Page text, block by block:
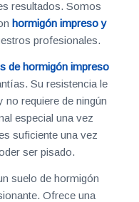
resultados. Somos
hormigón impreso y
profesionales.
de hormigón impreso
Su resistencia le
no requiere de ningún
especial una vez
suficiente una vez
ser pisado.
suelo de hormigón
Ofrece una